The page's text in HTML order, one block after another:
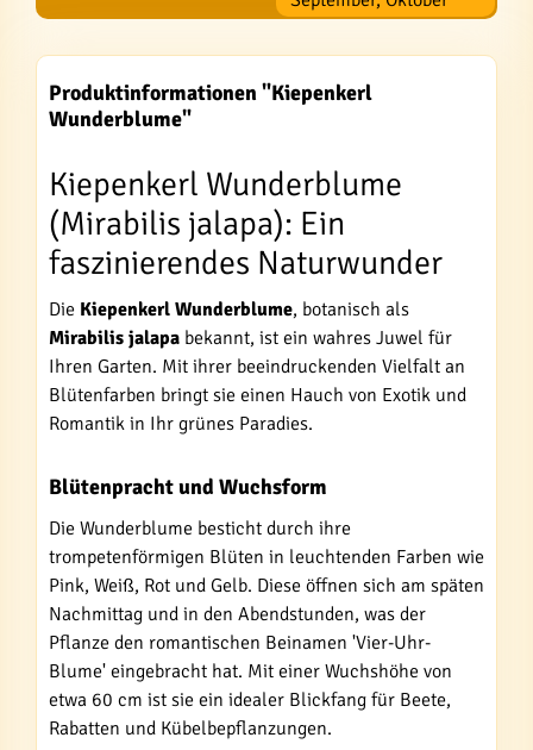
Produktinformationen "Kiepenkerl
Wunderblume"
Kiepenkerl Wunderblume
(Mirabilis jalapa): Ein
faszinierendes Naturwunder
Die Kiepenkerl Wunderblume, botanisch als
Mirabilis jalapa bekannt, ist ein wahres Juwel für
Ihren Garten. Mit ihrer beeindruckenden Vielfalt an
Blütenfarben bringt sie einen Hauch von Exotik und
Romantik in Ihr grünes Paradies.
Blütenpracht und Wuchsform
Die Wunderblume besticht durch ihre
trompetenförmigen Blüten in leuchtenden Farben wie
Pink, Weiß, Rot und Gelb. Diese öffnen sich am späten
Nachmittag und in den Abendstunden, was der
Pflanze den romantischen Beinamen 'Vier-Uhr-
Blume' eingebracht hat. Mit einer Wuchshöhe von
etwa 60 cm ist sie ein idealer Blickfang für Beete,
Rabatten und Kübelbepflanzungen.